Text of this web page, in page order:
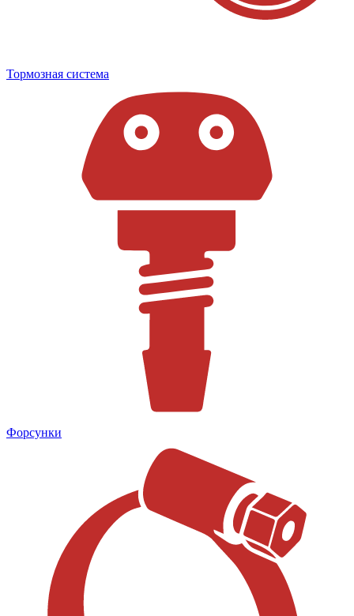
Тормозная система
Форсунки